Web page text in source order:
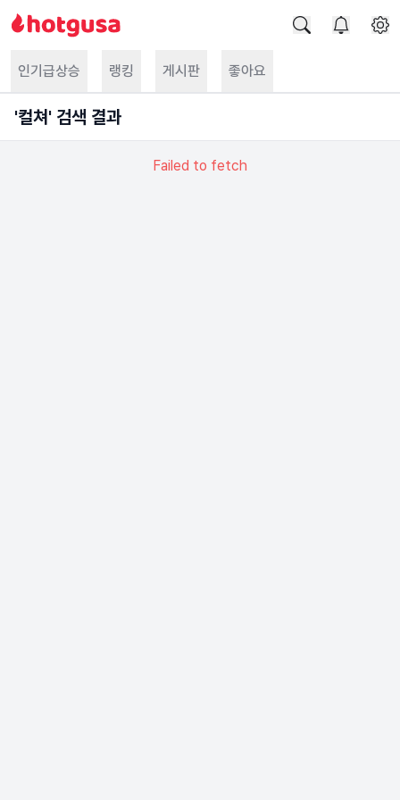
인기급상승 랭킹 게시판 좋아요
'컬쳐 ' 검색 결과
Failed to fetch